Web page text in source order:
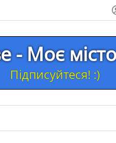
- Моє
Підписуйтеся! :)